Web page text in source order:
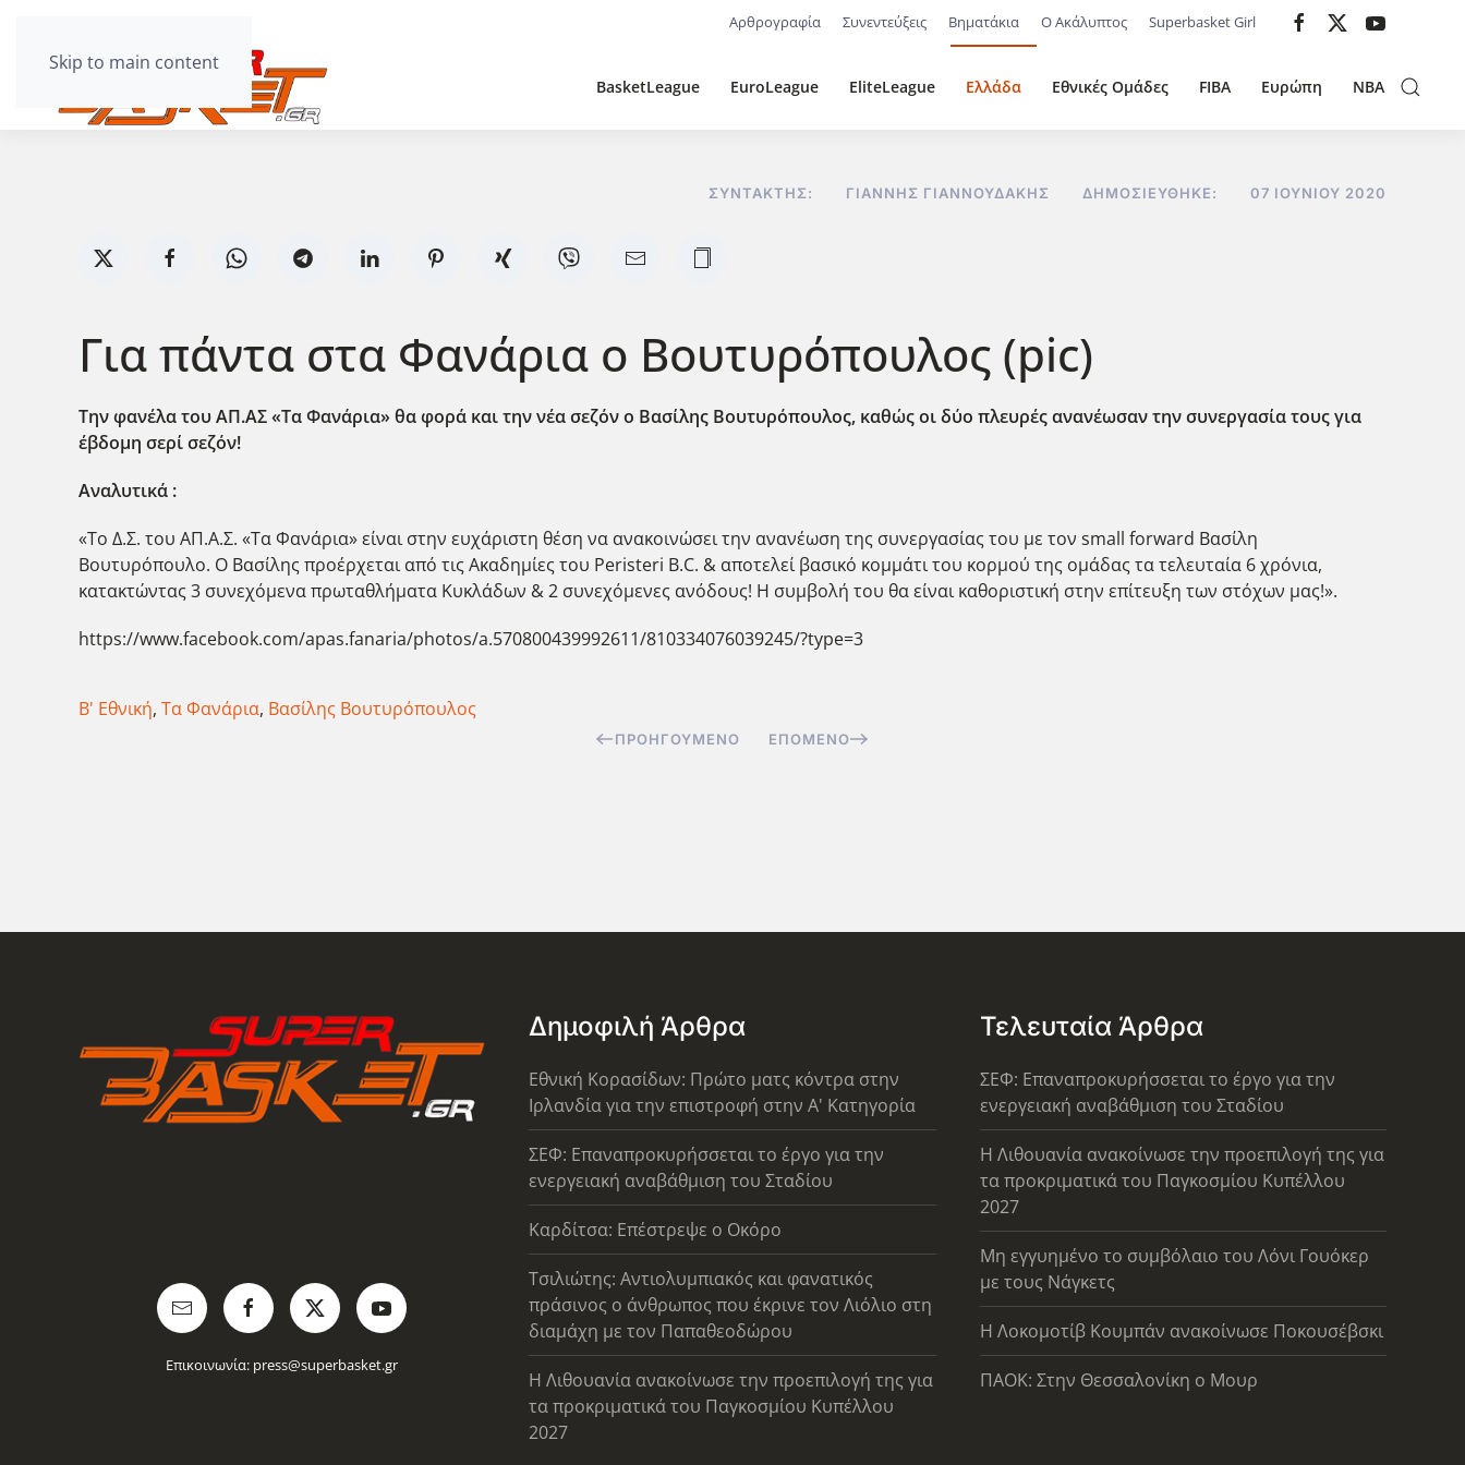
Skip to main content
Αρθρογραφία Συνεντεύξεις Βηματάκια Ο Ακάλυπτος Superbasket Girl
BasketLeague EuroLeague EliteLeague Ελλάδα Εθνικές Ομάδες FIBA Ευρώπη NBA
ΣΥΝΤΆΚΤΗΣ: ΓΙΆΝΝΗΣ ΓΙΑΝΝΟΥΔΆΚΗΣ ΔΗΜΟΣΙΕΎΘΗΚΕ: 07 ΙΟΥΝΊΟΥ 2020
Για πάντα στα Φανάρια ο Βουτυρόπουλος (pic)
Την φανέλα του ΑΠ.ΑΣ «Τα Φανάρια» θα φορά και την νέα σεζόν ο Βασίλης Βουτυρόπουλος, καθώς οι δύο πλευρές ανανέωσαν την συνεργασία τους για
έβδομη σερί σεζόν!
Αναλυτικά :
«Το Δ.Σ. του ΑΠ.Α.Σ. «Τα Φανάρια» είναι στην ευχάριστη θέση να ανακοινώσει την ανανέωση της συνεργασίας του με τον small forward Βασίλη
Βουτυρόπουλο. Ο Βασίλης προέρχεται από τις Ακαδημίες του Peristeri B.C. & αποτελεί βασικό κομμάτι του κορμού της ομάδας τα τελευταία 6 χρόνια,
κατακτώντας 3 συνεχόμενα πρωταθλήματα Κυκλάδων & 2 συνεχόμενες ανόδους! Η συμβολή του θα είναι καθοριστική στην επίτευξη των στόχων μας!».
https://www.facebook.com/apas.fanaria/photos/a.570800439992611/810334076039245/?type=3
Β' Εθνική, Τα Φανάρια, Βασίλης Βουτυρόπουλος
ΠΡΟΗΓΟΎΜΕΝΟ ΕΠΌΜΕΝΟ
Επικοινωνία: press@superbasket.gr
Δημοφιλή Άρθρα
Εθνική Κορασίδων: Πρώτο ματς κόντρα στην
Ιρλανδία για την επιστροφή στην Α' Κατηγορία
ΣΕΦ: Επαναπροκυρήσσεται το έργο για την
ενεργειακή αναβάθμιση του Σταδίου
Καρδίτσα: Επέστρεψε ο Οκόρο
Τσιλιώτης: Αντιολυμπιακός και φανατικός
πράσινος ο άνθρωπος που έκρινε τον Λιόλιο στη
διαμάχη με τον Παπαθεοδώρου
Η Λιθουανία ανακοίνωσε την προεπιλογή της για
τα προκριματικά του Παγκοσμίου Κυπέλλου
2027
Τελευταία Άρθρα
ΣΕΦ: Επαναπροκυρήσσεται το έργο για την
ενεργειακή αναβάθμιση του Σταδίου
Η Λιθουανία ανακοίνωσε την προεπιλογή της για
τα προκριματικά του Παγκοσμίου Κυπέλλου
2027
Μη εγγυημένο το συμβόλαιο του Λόνι Γουόκερ
με τους Νάγκετς
Η Λοκομοτίβ Κουμπάν ανακοίνωσε Ποκουσέβσκι
ΠΑΟΚ: Στην Θεσσαλονίκη ο Μουρ